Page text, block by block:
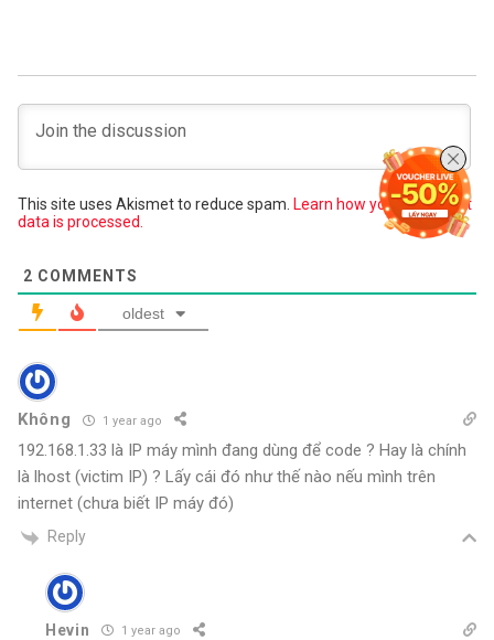
This site uses Akismet to reduce spam. Learn how your comment
data is processed.
2 COMMENTS
oldest
Không 1 year ago
192.168.1.33 là IP máy mình đang dùng để code ? Hay là chính
là lhost (victim IP) ? Lấy cái đó như thế nào nếu mình trên
internet (chưa biết IP máy đó)
Reply
Hevin 1 year ago